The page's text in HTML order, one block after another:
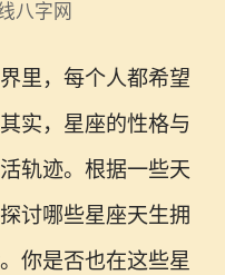
八字网
里，每个人都希望
实，星座的性格与
轨迹。根据一些天
讨哪些星座天生拥
你是否也在这些星